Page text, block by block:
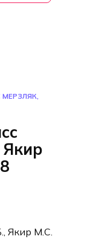
МЕРЗЛЯК,
Якир М.С.